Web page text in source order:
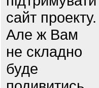
сайт проекту.
Але ж Вам
не складно
буде